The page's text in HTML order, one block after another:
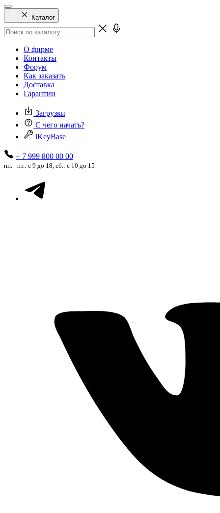
Каталог
О фирме
Контакты
Форум
Как заказать
Доставка
Гарантии
Загрузки
С чего начать?
iKeyBase
+ 7 999 800 00 00
пн. - пт.: с 9 до 18, сб.: с 10 до 15